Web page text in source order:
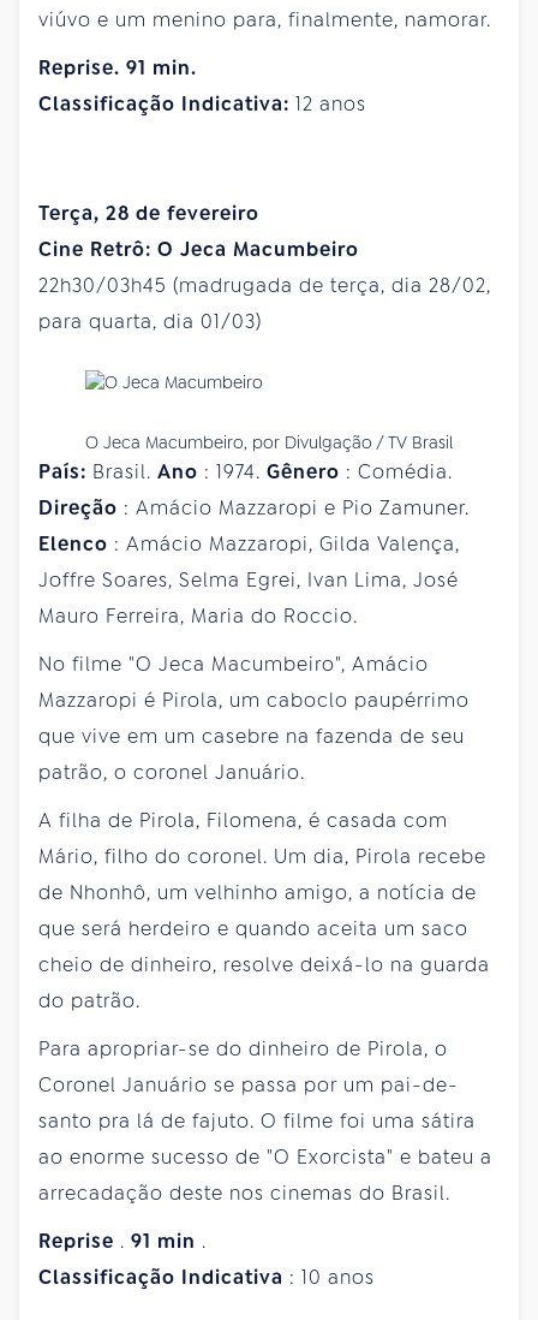
viúvo e um menino para, finalmente, namorar.
Reprise. 91 min.
Classificação Indicativa: 12 anos
Terça, 28 de fevereiro
Cine Retrô: O Jeca Macumbeiro
22h30/03h45 (madrugada de terça, dia 28/02,
para quarta, dia 01/03)
O Jeca Macumbeiro, por Divulgação / TV Brasil
País: Brasil. Ano : 1974. Gênero : Comédia.
Direção : Amácio Mazzaropi e Pio Zamuner.
Elenco : Amácio Mazzaropi, Gilda Valença,
Joffre Soares, Selma Egrei, Ivan Lima, José
Mauro Ferreira, Maria do Roccio.
No filme "O Jeca Macumbeiro", Amácio
Mazzaropi é Pirola, um caboclo paupérrimo
que vive em um casebre na fazenda de seu
patrão, o coronel Januário.
A filha de Pirola, Filomena, é casada com
Mário, filho do coronel. Um dia, Pirola recebe
de Nhonhô, um velhinho amigo, a notícia de
que será herdeiro e quando aceita um saco
cheio de dinheiro, resolve deixá-lo na guarda
do patrão.
Para apropriar-se do dinheiro de Pirola, o
Coronel Januário se passa por um pai-de-
santo pra lá de fajuto. O filme foi uma sátira
ao enorme sucesso de "O Exorcista" e bateu a
arrecadação deste nos cinemas do Brasil.
Reprise . 91 min .
Classificação Indicativa : 10 anos